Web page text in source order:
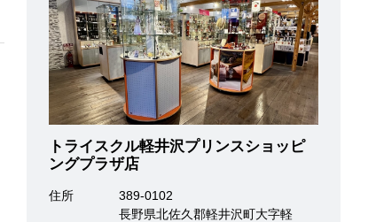
トライスクル軽井沢プリンスショッピ
ングプラザ店
住所
389-0102
長野県北佐久郡軽井沢町大字軽